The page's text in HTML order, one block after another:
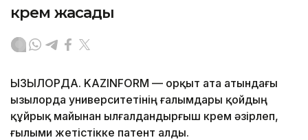
крем жасады
ҚЫЗЫЛОРДА. KAZINFORM — Қорқыт ата атындағы
Қызылорда университетінің ғалымдары қойдың
құйрық майынан ылғалдандырғыш крем әзірлеп,
ғылыми жетістікке патент алды.